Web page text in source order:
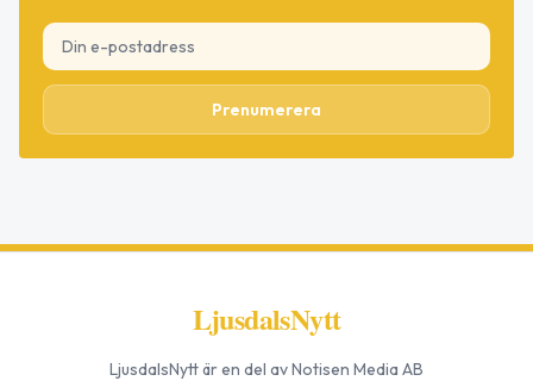
Prenumerera
LjusdalsNytt
LjusdalsNyttär en del av Notisen Media AB